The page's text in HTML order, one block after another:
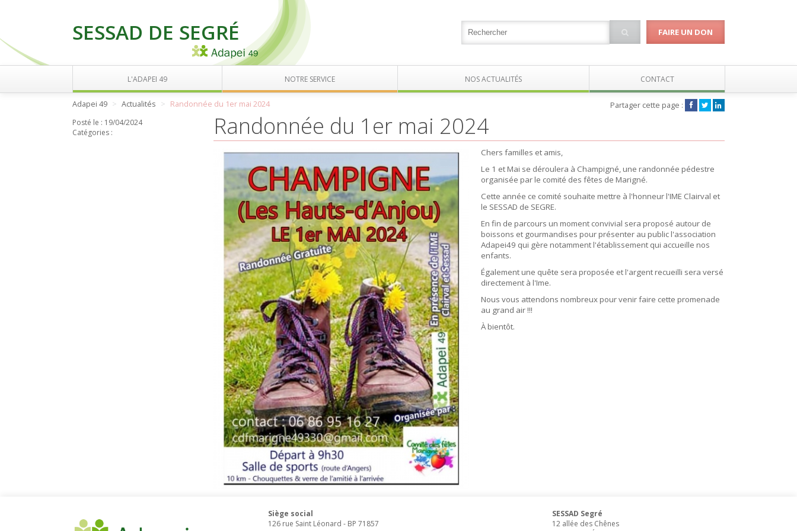
SESSAD DE SEGRÉ FAIRE UN DON
L'ADAPEI 49 NOTRE SERVICE NOS ACTUALITÉS CONTACT
Adapei 49 Actualités Randonnée du 1er mai 2024
Partager cette page :
Posté le : 19/04/2024
Catégories :
Randonnée du 1er mai 2024
Chers familles et amis,
Le 1 et Mai se déroulera à Champigné, une randonnée pédestre
organisée par le comité des fêtes de Marigné.
Cette année ce comité souhaite mettre à l'honneur l'IME Clairval et
le SESSAD de SEGRE.
En fin de parcours un moment convivial sera proposé autour de
boissons et gourmandises pour présenter au public l'association
Adapei49 qui gère notamment l'établissement qui accueille nos
enfants.
Également une quête sera proposée et l'argent recueilli sera versé
directement à l'Ime.
Nous vous attendons nombreux pour venir faire cette promenade
au grand air !!!
À bientôt.
Siège social
126 rue Saint Léonard - BP 71857
SESSAD Segré
12 allée des Chênes